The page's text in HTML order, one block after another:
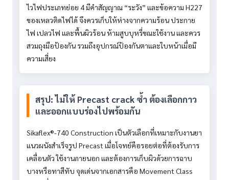
ไวไฟประเภทย่อย 4 มีคำสัญญาณ “ระวัง” และข้อความ H227
ของเหลวติดไฟได้ จึงควรเก็บให้ห่างจากความร้อน ประกาย
ไฟ เปลวไฟ และพื้นผิวร้อน ห้ามสูบบุหรี่ขณะใช้งาน และควร
สวมถุงมือป้องกัน รวมถึงอุปกรณ์ป้องกันตาและใบหน้าเมื่อมี
ความเสี่ยง
สรุป: ไม่ให้ Precast crack ซ้ำ ต้องเลือกกาว
และออกแบบร่องไปพร้อมกัน
Sikaflex®-740 Construction เป็นตัวเลือกที่เหมาะกับงานยา
แนวผนังสำเร็จรูป Precast เมื่อโจทย์คือรอยต่อที่ต้องรับการ
เคลื่อนตัว ใช้งานภายนอก และต้องการเก็บผิวด้วยการฉาบ
บางหรือทาสีทับ จุดเด่นจากเอกสารคือ Movement Class